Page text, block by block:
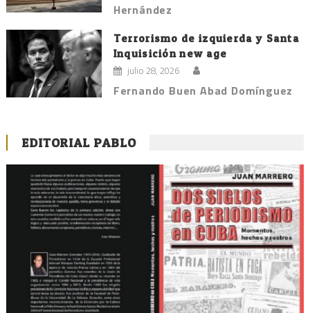
Hernández
Terrorismo de izquierda y Santa
Inquisición new age
julio 28, 2026
Fernando Buen Abad Domínguez
EDITORIAL PABLO